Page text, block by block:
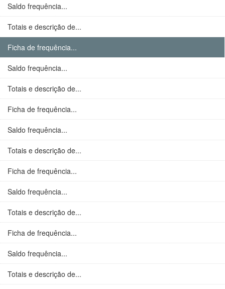
Saldo frequência...
Totais e descrição de...
Ficha de frequência...
Saldo frequência...
Totais e descrição de...
Ficha de frequência...
Saldo frequência...
Totais e descrição de...
Ficha de frequência...
Saldo frequência...
Totais e descrição de...
Ficha de frequência...
Saldo frequência...
Totais e descrição de...